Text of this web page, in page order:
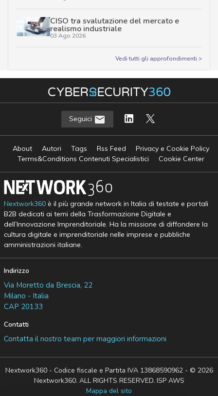
CISO tra svalutazione del mercato e
realismo industriale
03 Ago 2026
Vedi tutti gli approfondimenti >
Seguici
About Autori Tags Rss Feed
Privacy e Cookie Policy
Terms&Conditions Contenuti Specialistici
Cookie Center
Nextwork360è il più grande network in Italia di testate e portali
B2B dedicati ai temi della Trasformazione Digitale e
dell’Innovazione Imprenditoriale. Ha la missione di diffondere la
cultura digitale e imprenditoriale nelle imprese e pubbliche
amministrazioni italiane.
Indirizzo
Via Moretto da Brescia, 22
Milano - Italia
CAP 20133
Contatti
Contatta il nostro team per maggiori informazioni
Nextwork360 - Codice fiscale e Partita IVA 13868590962 - © 2026
Nextwork360. ALL RIGHTS RESERVED. ISP AWS
Mappa del sito